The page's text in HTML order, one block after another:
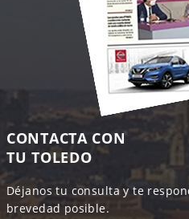
CONTACTA CON
TU TOLEDO
Déjanos tu consulta y te
brevedad posible.